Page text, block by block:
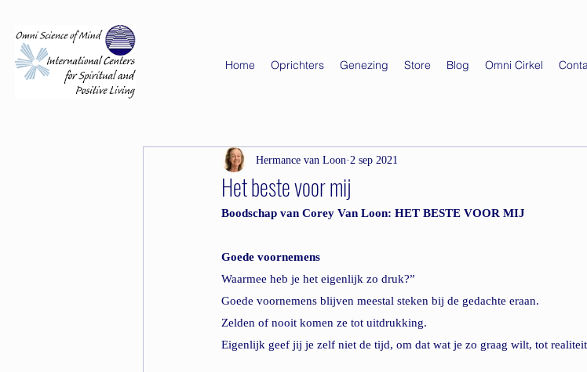
Home Oprichters Genezing Store Blog Omni Cirkel
Het beste voor mij
Hermance van Loon 2 sep 2021
Boodschap van Corey Van Loon: HET BESTE VOOR MIJ
Goede voornemens
Waarmee heb je het eigenlijk zo druk?”
Goede voornemens blijven meestal steken bij de gedachte eraan.
Zelden of nooit komen ze tot uitdrukking.
Eigenlijk geef jij je zelf niet de tijd, om dat wat je zo graag wilt, tot